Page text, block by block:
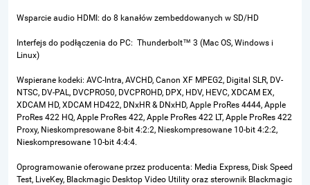
Wsparcie audio HDMI: do 8 kanałów zembeddowanych w SD/HD
Interfejs do podłączenia do PC: Thunderbolt™ 3 (Mac OS, Windows i
Linux)
Wspierane kodeki: AVC-Intra, AVCHD, Canon XF MPEG2, Digital SLR, DV-
NTSC, DV-PAL, DVCPRO50, DVCPROHD, DPX, HDV, HEVC, XDCAM EX,
XDCAM HD, XDCAM HD422, DNxHR & DNxHD, Apple ProRes 4444, Apple
ProRes 422 HQ, Apple ProRes 422, Apple ProRes 422 LT, Apple ProRes 422
Proxy, Nieskompresowane 8-bit 4:2:2, Nieskompresowane 10-bit 4:2:2,
Nieskompresowane 10-bit 4:4:4.
Oprogramowanie oferowane przez producenta: Media Express, Disk Speed
Test, LiveKey, Blackmagic Desktop Video Utility oraz sterownik Blackmagic